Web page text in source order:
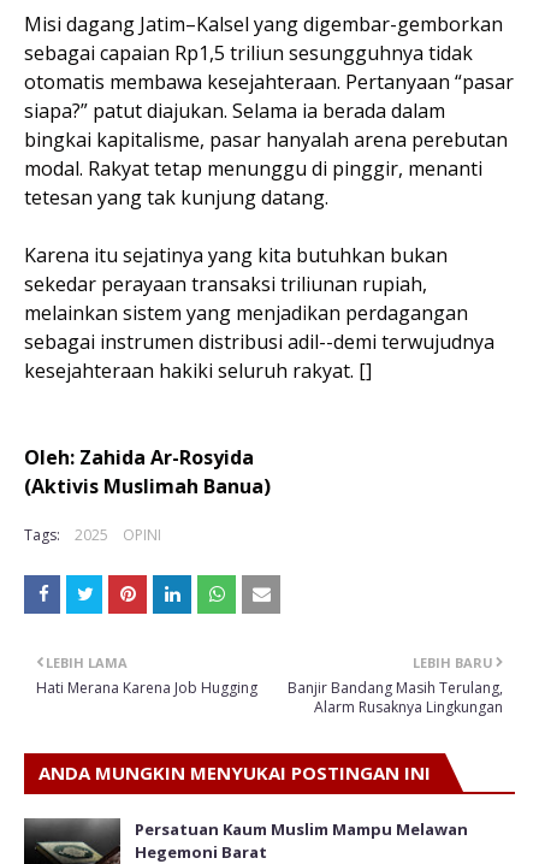
Misi dagang Jatim–Kalsel yang digembar-gemborkan
sebagai capaian Rp1,5 triliun sesungguhnya tidak
otomatis membawa kesejahteraan. Pertanyaan “pasar
siapa?” patut diajukan. Selama ia berada dalam
bingkai kapitalisme, pasar hanyalah arena perebutan
modal. Rakyat tetap menunggu di pinggir, menanti
tetesan yang tak kunjung datang.
Karena itu sejatinya yang kita butuhkan bukan
sekedar perayaan transaksi triliunan rupiah,
melainkan sistem yang menjadikan perdagangan
sebagai instrumen distribusi adil--demi terwujudnya
kesejahteraan hakiki seluruh rakyat. []
Oleh: Zahida Ar-Rosyida
(Aktivis Muslimah Banua)
Tags: 2025 OPINI
LEBIH BARU
Banjir Bandang Masih Terulang,
Alarm Rusaknya Lingkungan
LEBIH LAMA
Hati Merana Karena Job Hugging
ANDA MUNGKIN MENYUKAI POSTINGAN INI
Persatuan Kaum Muslim Mampu Melawan
Hegemoni Barat